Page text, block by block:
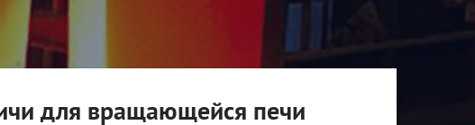
для вращающейся печи